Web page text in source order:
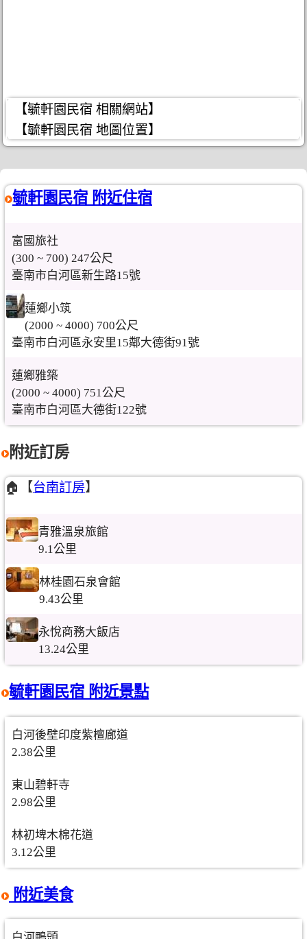
【毓軒園民宿 相關網站】
【毓軒園民宿 地圖位置】
毓軒園民宿 附近住宿
富國旅社
(300 ~ 700) 247公尺
臺南市白河區新生路15號
蓮鄉小筑
(2000 ~ 4000) 700公尺
臺南市白河區永安里15鄰大德街91號
蓮鄉雅築
(2000 ~ 4000) 751公尺
臺南市白河區大德街122號
附近訂房
🏠【台南訂房】
青雅溫泉旅館
9.1公里
林桂園石泉會館
9.43公里
永悅商務大飯店
13.24公里
毓軒園民宿 附近景點
白河後壁印度紫檀廊道
2.38公里
東山碧軒寺
2.98公里
林初埤木棉花道
3.12公里
附近美食